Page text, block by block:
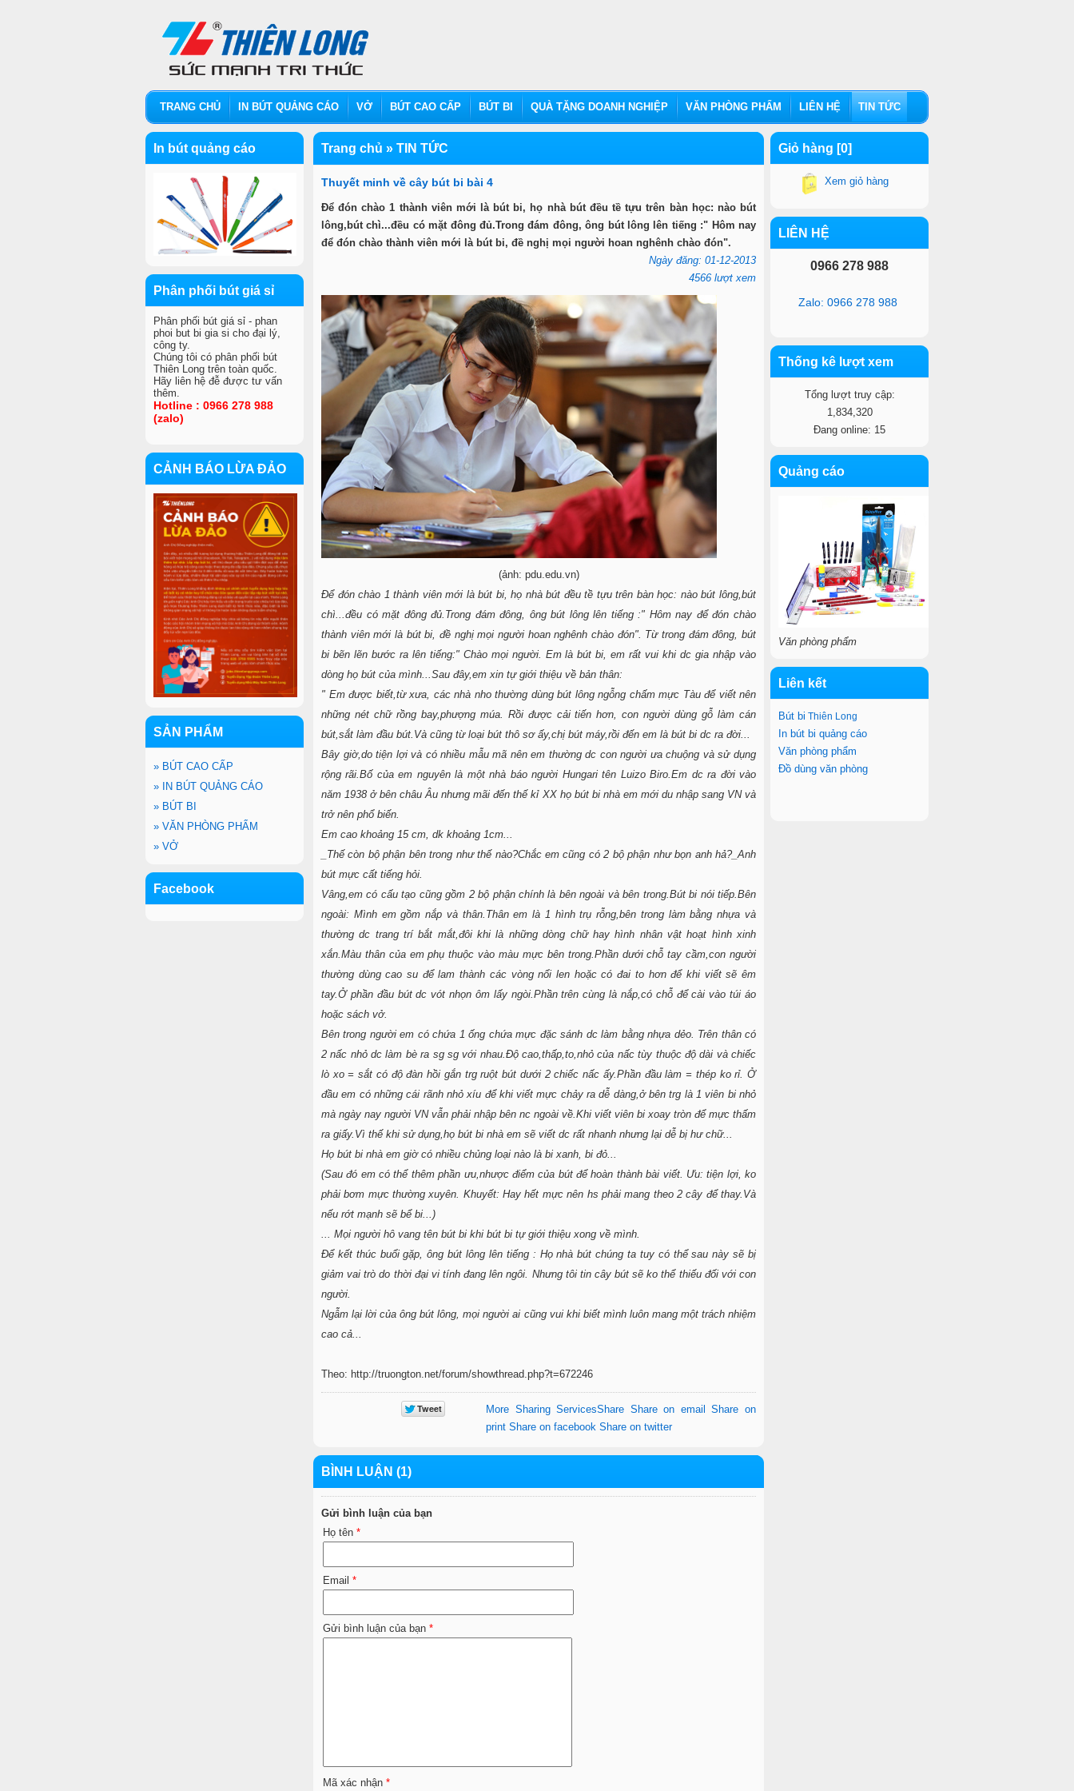
Thuyết minh về cây bút bi bài 4
Để đón chào 1 thành viên mới là bút bi, họ nhà bút đều tề tựu trên bàn học: nào bút
lông,bút chì...đều có mặt đông đủ.Trong đám đông, ông bút lông lên tiếng :" Hôm nay
để đón chào thành viên mới là bút bi, đề nghị mọi người hoan nghênh chào đón".
Ngày đăng: 01-12-2013
4566 lượt xem
(ảnh: pdu.edu.vn)
Để đón chào 1 thành viên mới là bút bi, họ nhà bút đều tề tựu trên bàn học: nào bút lông,bút
chì...đều có mặt đông đủ.Trong đám đông, ông bút lông lên tiếng :" Hôm nay để đón chào
thành viên mới là bút bi, đề nghị mọi người hoan nghênh chào đón". Từ trong đám đông, bút
bi bẽn lẽn bước ra lên tiếng:" Chào mọi người. Em là bút bi, em rất vui khi dc gia nhập vào
dòng họ bút của mình...Sau đây,em xin tự giới thiệu về bản thân:
" Em được biết,từ xưa, các nhà nho thường dùng bút lông ngỗng chấm mực Tàu để viết nên
những nét chữ rồng bay,phượng múa. Rồi được cải tiến hơn, con người dùng gỗ làm cán
bút,sắt làm đầu bút.Và cũng từ loại bút thô sơ ấy,chị bút máy,rồi đến em là bút bi dc ra đời...
Bây giờ,do tiện lợi và có nhiều mẫu mã nên em thường dc con người ưa chuộng và sử dụng
rộng rãi.Bố của em nguyên là một nhà báo người Hungari tên Luizo Biro.Em dc ra đời vào
năm 1938 ở bên châu Âu nhưng mãi đến thế kỉ XX họ bút bi nhà em mới du nhập sang VN và
trở nên phổ biến.
Em cao khoảng 15 cm, dk khoảng 1cm...
_Thế còn bộ phận bên trong như thế nào?Chắc em cũng có 2 bộ phận như bọn anh hả?_Anh
bút mực cất tiếng hỏi.
Vâng,em có cấu tạo cũng gồm 2 bộ phận chính là bên ngoài và bên trong.Bút bi nói tiếp.Bên
ngoài: Mình em gồm nắp và thân.Thân em là 1 hình trụ rỗng,bên trong làm bằng nhựa và
thường dc trang trí bắt mắt,đôi khi là những dòng chữ hay hình nhân vật hoạt hình xinh
xắn.Màu thân của em phụ thuộc vào màu mực bên trong.Phần dưới chỗ tay cầm,con người
thường dùng cao su để lam thành các vòng nổi len hoặc có đai to hơn để khi viết sẽ êm
tay.Ở phần đầu bút dc vót nhọn ôm lấy ngòi.Phần trên cùng là nắp,có chỗ để cài vào túi áo
hoặc sách vở.
Bên trong người em có chứa 1 ống chứa mực đặc sánh dc làm bằng nhựa dẻo. Trên thân có
2 nấc nhỏ dc làm bè ra sg sg với nhau.Độ cao,thấp,to,nhỏ của nấc tùy thuộc độ dài và chiếc
lò xo = sắt có độ đàn hồi gắn trg ruột bút dưới 2 chiếc nấc ấy.Phần đầu làm = thép ko rỉ. Ở
đầu em có những cái rãnh nhỏ xíu để khi viết mực chảy ra dễ dàng,ở bên trg là 1 viên bi nhỏ
mà ngày nay người VN vẫn phải nhập bên nc ngoài về.Khi viết viên bi xoay tròn để mực thấm
ra giấy.Vì thế khi sử dụng,họ bút bi nhà em sẽ viết dc rất nhanh nhưng lại dễ bị hư chữ...
Họ bút bi nhà em giờ có nhiều chủng loại nào là bi xanh, bi đỏ...
(Sau đó em có thể thêm phần ưu,nhược điểm của bút để hoàn thành bài viết. Ưu: tiện lợi, ko
phải bơm mực thường xuyên. Khuyết: Hay hết mực nên hs phải mang theo 2 cây để thay.Và
nếu rớt mạnh sẽ bể bi...)
... Mọi người hô vang tên bút bi khi bút bi tự giới thiệu xong về mình.
Để kết thúc buổi gặp, ông bút lông lên tiếng : Họ nhà bút chúng ta tuy có thể sau này sẽ bị
giảm vai trò do thời đại vi tính đang lên ngôi. Nhưng tôi tin cây bút sẽ ko thể thiếu đối với con
người.
Ngẫm lại lời của ông bút lông, mọi người ai cũng vui khi biết mình luôn mang một trách nhiệm
cao cả...
Theo: http://truongton.net/forum/showthread.php?t=672246
More Sharing ServicesShare Share on email
Share on
print Share on facebook Share on twitter
BÌNH LUẬN (1)
Gửi bình luận của bạn
Họ tên *
Email *
Gửi bình luận của bạn *
Mã xác nhận *
Trang chủ » TIN TỨC Giỏ hàng [0]
Xem giỏ hàng
LIÊN HỆ
0966 278 988
Zalo: 0966 278 988
Thống kê lượt xem
Tổng lượt truy cập:
1,834,320
Đang online: 15
Quảng cáo
Văn phòng phẩm
Liên kết
Bút bi Thiên Long
In bút bi quảng cáo
Văn phòng phẩm
Đồ dùng văn phòng
In bút quảng cáo
Phân phối bút giá sỉ
Phân phối bút giá sỉ - phan
phoi but bi gia si cho đại lý,
công ty.
Chúng tôi có phân phối bút
Thiên Long trên toàn quốc.
Hãy liên hệ đễ được tư vấn
thêm.
Hotline : 0966 278 988
(zalo)
CẢNH BÁO LỪA ĐẢO
VIỆC LÀM
SẢN PHẨM
» BÚT CAO CẤP
»
IN BÚT QUẢNG CÁO
» BÚT BI
» VĂN PHÒNG PHẨM
» VỞ
Facebook
TRANG CHỦ IN BÚT QUẢNG CÁO VỞ BÚT CAO CẤP BÚT BI QUÀ TẶNG DOANH NGHIỆP VĂN PHÒNG PHẨM LIÊN HỆ TIN TỨC